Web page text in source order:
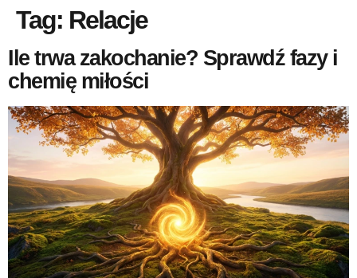
Tag: Relacje
Ile trwa zakochanie? Sprawdź fazy i
chemię miłości